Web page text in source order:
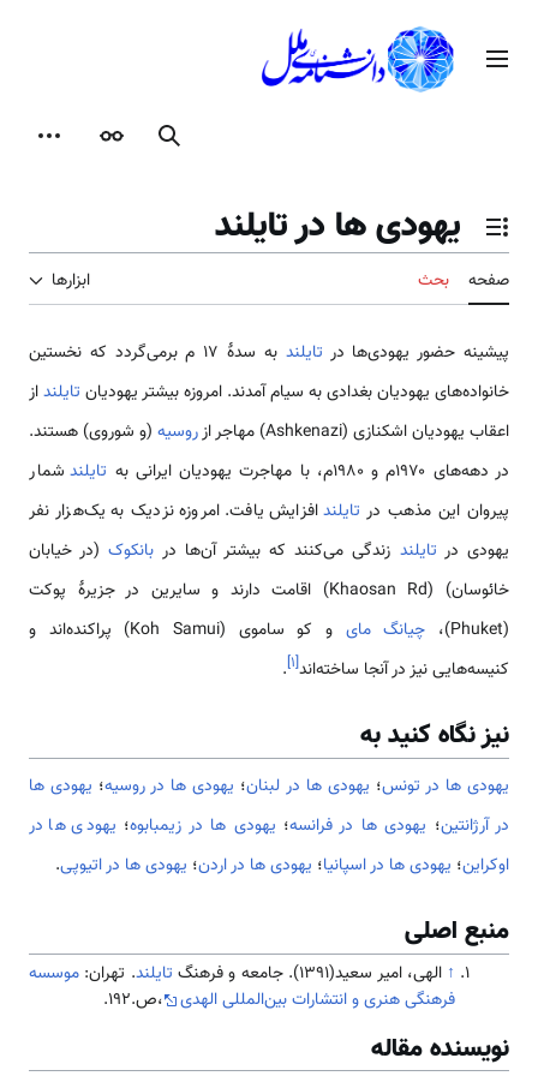
محتوامنوی اصلی
جستجوظاهر
تغییر وضعیت فهرست محتویات
یهودی ها در تایلند
صفحه بحث ابزارها
پیشینه حضور یهودی‌ها در تایلند
به سدهٔ ۱۷ م برمی‌گردد که نخستین
خانواده‌های یهودیان بغدادی به سیام آمدند. امروزه بیشتر یهودیان تایلنداز
اعقاب یهودیان اشکنازی (Ashkenazi) مهاجر از
روسیه (و شوروی) هستند.
در دهه‌های ۱۹۷۰م و ۱۹۸۰م، با مهاجرت یهودیان ایرانی به
تایلندشمار
پیروان این مذهب در تایلندافزایش یافت. امروزه نزدیک به یک‌هزار نفر
یهودی در تایلند زندگی می‌کنند که بیشتر آن‌ها در بانکوک(در خیابان
خائوسان) (Khaosan Rd) اقامت دارند و سایرین در جزیرهٔ پوکت
(Phuket)،
چیانگ مای
و کو ساموی (Koh Samui) پراکنده‌اند و
کنیسه‌هایی نیز در آنجا ساخته‌اند[۱]
.
نیز نگاه کنید به
یهودی ها در تونس؛ یهودی ها در لبنان؛ یهودی ها در روسیه؛ یهودی ها
در آرژانتین؛ یهودی ها در فرانسه؛ یهودی ها در زیمبابوه؛ یهودی ها در
اوکراین؛ یهودی ها در اسپانیا؛ یهودی ها در اردن؛ یهودی ها در اتیوپی.
منبع اصلی
↑ الهی، امیر سعید(1391). جامعه و فرهنگ تایلند. تهران: موسسه
فرهنگی هنری و انتشارات بین‌المللی الهدی
،ص.192.
نویسنده مقاله